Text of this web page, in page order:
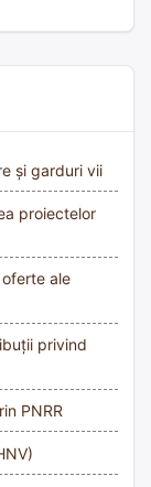
și garduri vii
proiectelor
ale
privind
PNRR